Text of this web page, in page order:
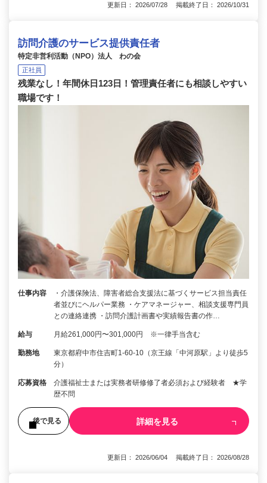
更新日： 2026/07/28 掲載終了日： 2026/10/31
訪問介護のサービス提供責任者
特定非営利活動（NPO）法人 わの会
正社員
残業なし！年間休日123日！管理責任者にも相談しやすい
職場です！
仕事内容
・介護保険法、障害者総合支援法に基づくサービス担当責任
者並びにヘルパー業務 ・ケアマネージャー、相談支援専門員
との連絡連携 ・訪問介護計画書や実績報告書の作…
給与 月給261,000円〜301,000円 ※一律手当含む
勤務地
東京都府中市住吉町1-60-10（京王線「中河原駅」より徒歩5
分）
応募資格
介護福祉士または実務者研修修了者必須および経験者 ★学
歴不問
後で見る 詳細を見る
更新日： 2026/06/04 掲載終了日： 2026/08/28